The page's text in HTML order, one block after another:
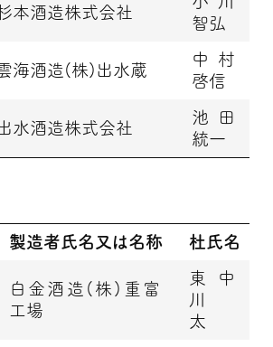
本酒造株式会社
智弘
海酒造(株)出水蔵
中村
啓信
水酒造株式会社
池田
統一
製造者氏名又は名称 杜氏名
白金酒造(株)重富
工場
東中
川
太